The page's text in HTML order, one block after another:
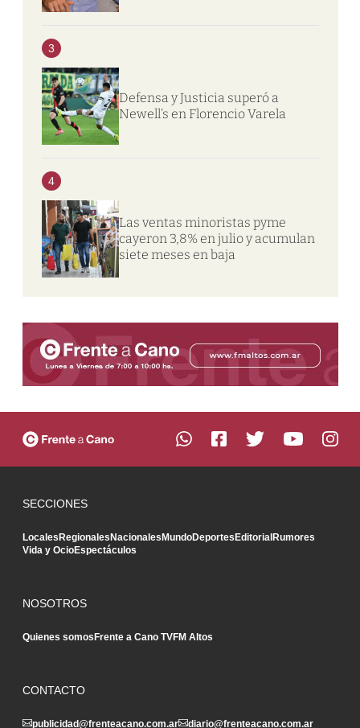
3
Defensa y Justicia superó a
Newell’s en Florencio Varela
4
Las ventas minoristas pyme
cayeron 3,8% en julio y acumulan
siete meses en baja
SECCIONES
LocalesRegionalesNacionalesMundoDeportesEditorialRumores
Vida y OcioEspectáculos
NOSOTROS
Quienes somosFrente a Cano TVFM Altos
CONTACTO
publicidad@frenteacano.com.ar diario@frenteacano.com.ar